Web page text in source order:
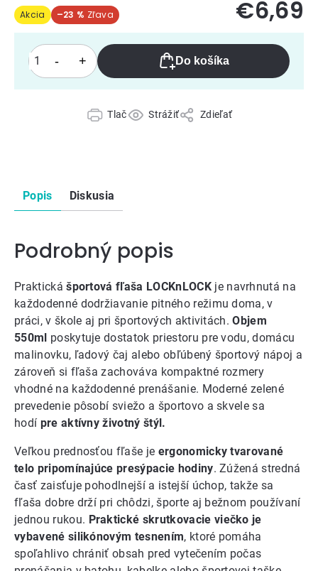
Do košíka
Tlač Strážiť Zdieľať
Akcia –23 % €6,69
Popis Diskusia
Podrobný popis
Praktická športová fľaša LOCKnLOCK je navrhnutá na
každodenné dodržiavanie pitného režimu doma, v
práci, v škole aj pri športových aktivitách. Objem
550ml poskytuje dostatok priestoru pre vodu, domácu
malinovku, ľadový čaj alebo obľúbený športový nápoj a
zároveň si fľaša zachováva kompaktné rozmery
vhodné na každodenné prenášanie. Moderné zelené
prevedenie pôsobí sviežo a športovo a skvele sa
hodí pre aktívny životný štýl.
Veľkou prednosťou fľaše je ergonomicky tvarované
telo pripomínajúce presýpacie hodiny. Zúžená stredná
časť zaisťuje pohodlnejší a istejší úchop, takže sa
fľaša dobre drží pri chôdzi, športe aj bežnom používaní
jednou rukou. Praktické skrutkovacie viečko je
vybavené silikónovým tesnením, ktoré pomáha
spoľahlivo chrániť obsah pred vytečením počas